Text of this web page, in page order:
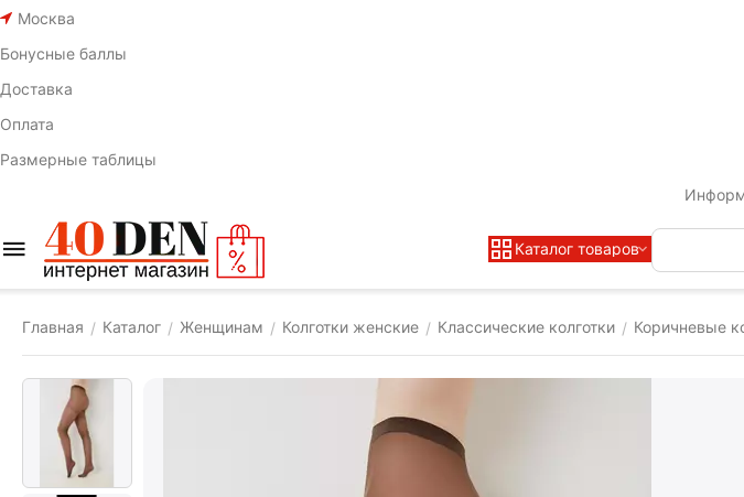
Москва
Бонусные баллы
Доставка
Оплата
Размерные таблицы
Каталог товаров
Главная / Каталог / Женщинам / Колготки женские / Классические колготки / Коричневые